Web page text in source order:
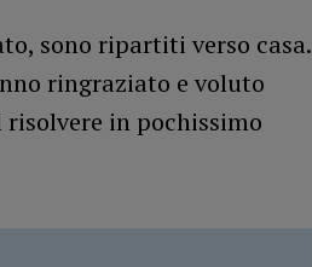
sono ripartiti verso casa.
ringraziato e voluto
in pochissimo